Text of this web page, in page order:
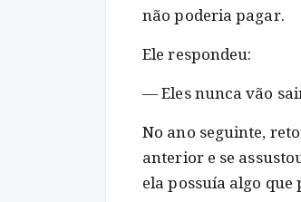
não poderia pagar.
Ele respondeu:
― Eles nunca vão
No ano seguinte,
anterior e se
ela possuía algo